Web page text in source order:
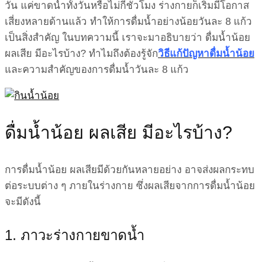
วัน แค่ขาดน้ำทั้งวันหรือไม่กี่ชั่วโมง ร่างกายก็เริ่มมีโอกาส
เสี่ยงหลายด้านแล้ว ทำให้การดื่มน้ำอย่างน้อยวันละ 8 แก้ว
เป็นสิ่งสำคัญ ในบทความนี้ เราจะมาอธิบายว่า ดื่มน้ำน้อย
ผลเสีย มีอะไรบ้าง? ทำไมถึงต้องรู้จักวิธีแก้ปัญหาดื่มน้ำน้อย
และความสำคัญของการดื่มน้ำวันละ 8 แก้ว
ดื่มน้ำน้อย ผลเสีย มีอะไรบ้าง?
การดื่มน้ำน้อย ผลเสียมีด้วยกันหลายอย่าง อาจส่งผลกระทบ
ต่อระบบต่าง ๆ ภายในร่างกาย ซึ่งผลเสียจากการดื่มน้ำน้อย
จะมีดังนี้
1. ภาวะร่างกายขาดน้ำ